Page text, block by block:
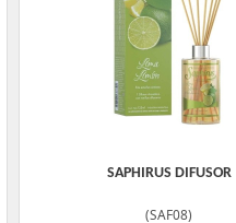
SAPHIRUS DIFUSOR
(SAF08)